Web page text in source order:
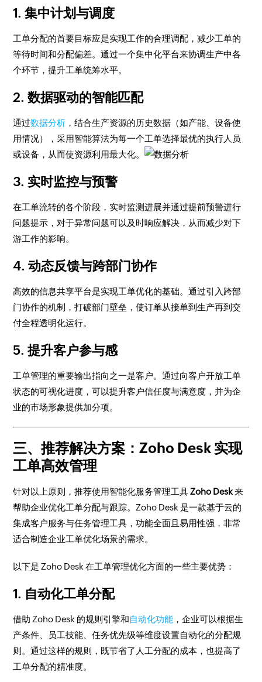
1. 集中计划与调度
工单分配的首要目标应是实现工作的合理调配，减少工单的
等待时间和分配偏差。通过一个集中化平台来协调生产中各
个环节，提升工单统筹水平。
2. 数据驱动的智能匹配
通过数据分析 ，结合生产资源的历史数据（如产能、设备使
用情况），采用智能算法为每一个工单选择最优的执行人员
或设备，从而使资源利用最大化。
3. 实时监控与预警
在工单流转的各个阶段，实时监测进展并通过提前预警进行
问题提示，对于异常问题可以及时响应解决，从而减少对下
游工作的影响。
4. 动态反馈与跨部门协作
高效的信息共享平台是实现工单优化的基础。通过引入跨部
门协作的机制，打破部门壁垒，使订单从接单到生产再到交
付全程透明化运行。
5. 提升客户参与感
工单管理的重要输出指向之一是客户。通过向客户开放工单
状态的可视化进度，可以提升客户信任度与满意度，并为企
业的市场形象提供加分项。
三、推荐解决方案：Zoho Desk 实现
工单高效管理
针对以上原则，推荐使用智能化服务管理工具Zoho Desk来
帮助企业优化工单分配与跟踪。Zoho Desk 是一款基于云的
集成客户服务与任务管理工具，功能全面且易用性强，非常
适合制造企业工单优化场景的需求。
以下是 Zoho Desk 在工单管理优化方面的一些主要优势：
1. 自动化工单分配
借助 Zoho Desk 的规则引擎和自动化功能 ，企业可以根据生
产条件、员工技能、任务优先级等维度设置自动化的分配规
则。通过这样的规则，既节省了人工分配的成本，也提高了
工单分配的精准度。